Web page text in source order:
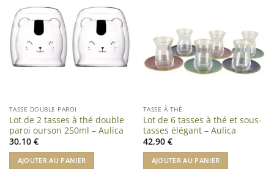
TASSE DOUBLE PAROI
Lot de 2 tasses à thé double
paroi ourson 250ml – Aulica
30,10 €
AJOUTER AU PANIER
TASSE À THÉ
Lot de 6 tasses à thé et sous-
tasses élégant – Aulica
42,90 €
AJOUTER AU PANIER